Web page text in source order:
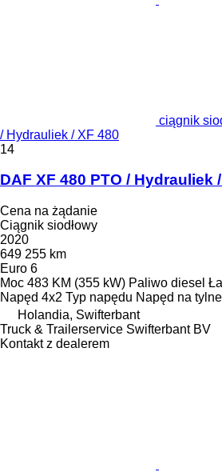
ciągnik
/ Hydrauliek / XF 480
14
DAF XF 480 PTO / Hydrauliek
Cena na żądanie
Ciągnik siodłowy
2020
649 255 km
Euro 6
Moc 483 KM (355 kW) Paliwo diesel
Napęd 4x2 Typ napędu Napęd na tylne
Holandia, Swifterbant
Truck & Trailerservice Swifterbant BV
Kontakt z dealerem